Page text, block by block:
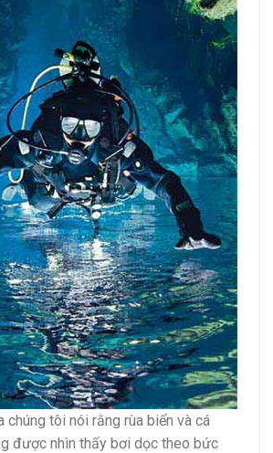
chúng tôi nói rằng rùa biển và cá
được nhìn thấy bơi dọc theo bức